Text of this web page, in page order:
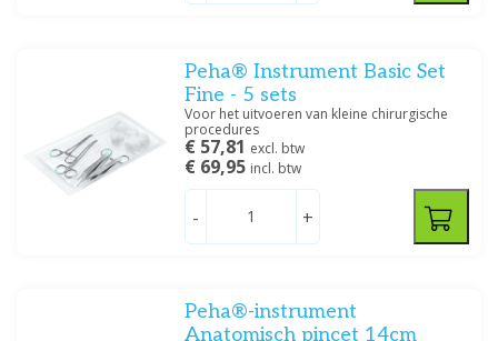
Peha® Instrument Basic Set
Fine - 5 sets
Voor het uitvoeren van kleine chirurgische
procedures
€ 57,81 excl. btw
€ 69,95 incl. btw
- +
Peha®-instrument
Anatomisch pincet 14cm